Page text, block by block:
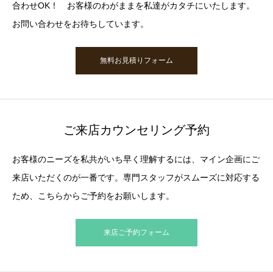
合わせOK！ お客様のわがままを私達がカタチにいたします。
お問い合わせをお待ちしています。
無料お見積りフォーム
ご来店カウンセリング予約
お客様のニーズを私共がいち早く理解するには、マイン企画にご
来店いただくのが一番です。専門スタッフがスムーズに対応する
ため、こちらからご予約をお願いします。
来店ご予約フォーム